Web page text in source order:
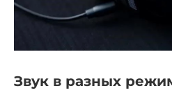
Звук в разных